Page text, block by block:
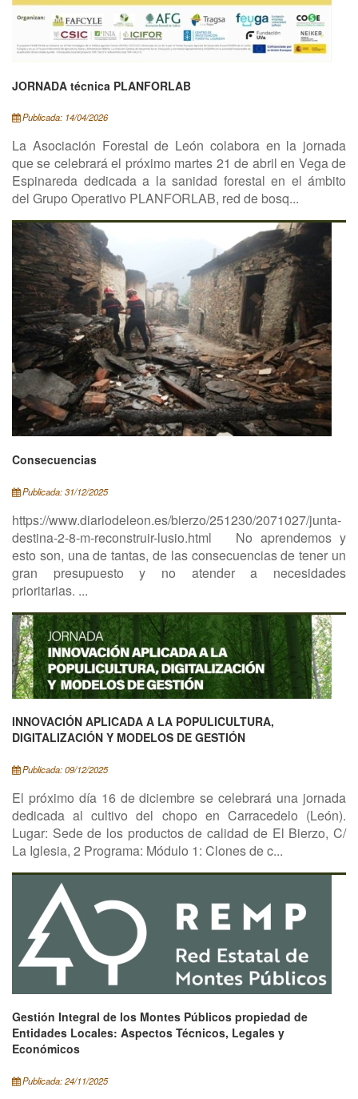
JORNADA técnica PLANFORLAB
Publicada: 14/04/2026
La Asociación Forestal de León colabora en la jornada
que se celebrará el próximo martes 21 de abril en Vega de
Espinareda dedicada a la sanidad forestal en el ámbito
del Grupo Operativo PLANFORLAB, red de bosq...
Consecuencias
Publicada: 31/12/2025
https://www.diariodeleon.es/bierzo/251230/2071027/junta-
destina-2-8-m-reconstruir-lusio.html No aprendemos y
esto son, una de tantas, de las consecuencias de tener un
gran presupuesto y no atender a necesidades
prioritarias. ...
INNOVACIÓN APLICADA A LA POPULICULTURA,
DIGITALIZACIÓN Y MODELOS DE GESTIÓN
Publicada: 09/12/2025
El próximo día 16 de diciembre se celebrará una jornada
dedicada al cultivo del chopo en Carracedelo (León).
Lugar: Sede de los productos de calidad de El Bierzo, C/
La Iglesia, 2 Programa: Módulo 1: Clones de c...
Gestión Integral de los Montes Públicos propiedad de
Entidades Locales: Aspectos Técnicos, Legales y
Económicos
Publicada: 24/11/2025